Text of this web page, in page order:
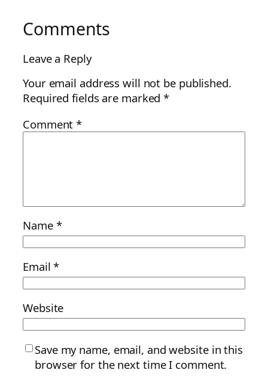
Comments
Leave a Reply
Your email address will not be published.
Required fields are marked*
Comment*
Name *
Email*
Website
Save my name, email, and website in this
browser for the next time I comment.